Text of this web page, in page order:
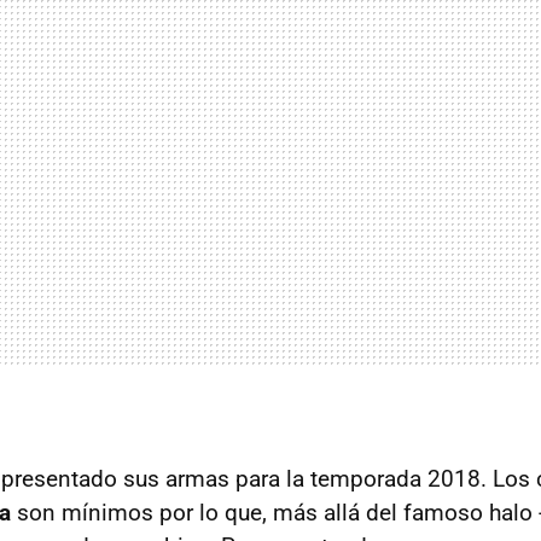
sus armas para la temporada 2018. Los
son mínimos por lo que, más allá del famoso halo